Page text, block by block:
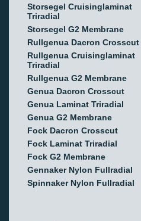
Storsegel Cruisinglaminat
Triradial
Storsegel G2 Membrane
Rullgenua Dacron Crosscut
Rullgenua Cruisinglaminat
Triradial
Rullgenua G2 Membrane
Genua Dacron Crosscut
Genua Laminat Triradial
Genua G2 Membrane
Fock Dacron Crosscut
Fock Laminat Triradial
Fock G2 Membrane
Gennaker Nylon Fullradial
Spinnaker Nylon Fullradial